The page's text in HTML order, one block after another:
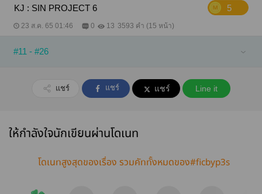
KJ : SIN PROJECT 6
5
23 ส.ค. 65 01:46 0 13 3593 คำ (15 หน้า)
#11 - #26
แชร์ แชร์ แชร์ Line it
ให้กำลังใจนักเขียนผ่านโดเนท
โดเนทสูงสุดของเรื่อง รวมคัททั้งหมดของ#ficbyp3s